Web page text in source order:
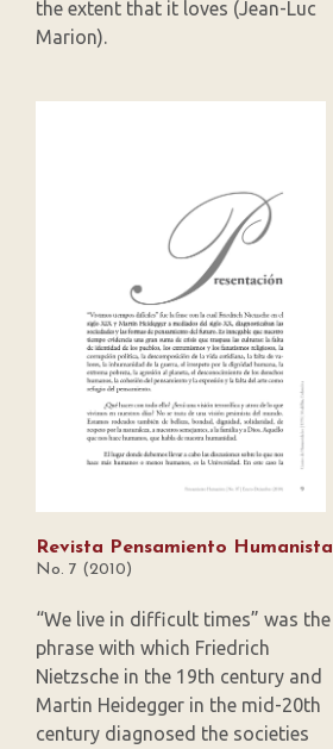
the extent that it loves (Jean-Luc
Marion).
Revista Pensamiento Humanista
No. 7 (2010)
“We live in difficult times” was the
phrase with which Friedrich
Nietzsche in the 19th century and
Martin Heidegger in the mid-20th
century diagnosed the societies